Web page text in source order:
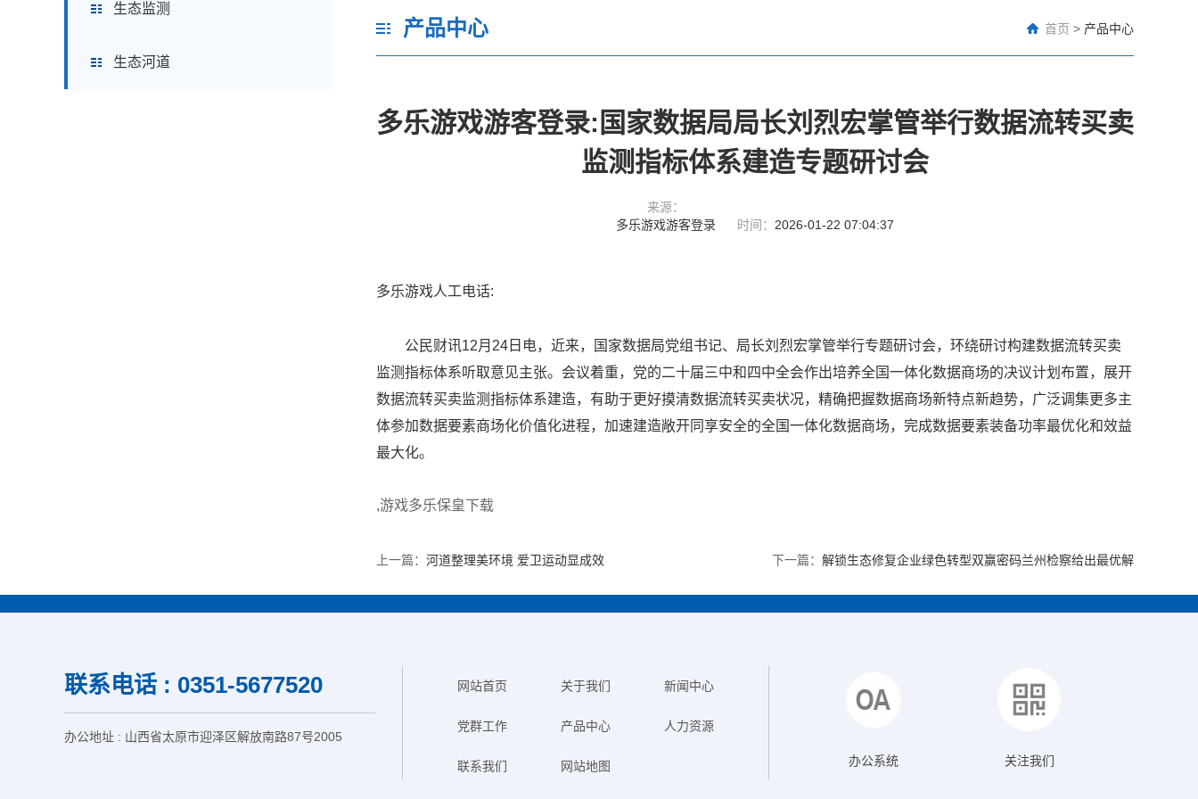
生态监测
生态河道
产品中心 首页 > 产品中心
多乐游戏游客登录:国家数据局局长刘烈宏掌管举行数据流转买卖
监测指标体系建造专题研讨会
来源：
多乐游戏游客登录
时间： 2026-01-22 07:04:37
多乐游戏人工电话:
公民财讯12月24日电，近来，国家数据局党组书记、局长刘烈宏掌管举行专题研讨会，环绕研讨构建数据流转买卖
监测指标体系听取意见主张。会议着重，党的二十届三中和四中全会作出培养全国一体化数据商场的决议计划布置，展开
数据流转买卖监测指标体系建造，有助于更好摸清数据流转买卖状况，精确把握数据商场新特点新趋势，广泛调集更多主
体参加数据要素商场化价值化进程，加速建造敞开同享安全的全国一体化数据商场，完成数据要素装备功率最优化和效益
最大化。
,游戏多乐保皇下载
上一篇： 河道整理美环境 爱卫运动显成效 下一篇： 解锁生态修复企业绿色转型双赢密码兰州检察给出最优解
联系电话 : 0351-5677520
办公地址 : 山西省太原市迎泽区解放南路87号2005
网站首页 关于我们 新闻中心
党群工作 产品中心 人力资源
联系我们 网站地图 办公系统 关注我们